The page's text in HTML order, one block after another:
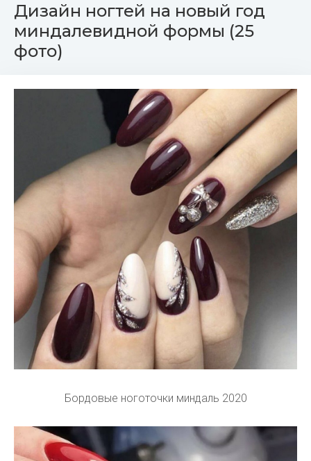
Дизайн ногтей на новый год
миндалевидной формы (25
фото)
Бордовые ноготочки миндаль 2020